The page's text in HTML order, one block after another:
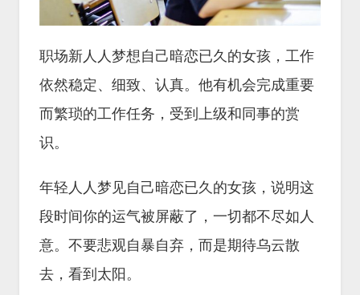
职场新人人梦想自己暗恋已久的女孩，工作
依然稳定、细致、认真。他有机会完成重要
而繁琐的工作任务，受到上级和同事的赏
识。
年轻人人梦见自己暗恋已久的女孩，说明这
段时间你的运气被屏蔽了，一切都不尽如人
意。不要悲观自暴自弃，而是期待乌云散
去，看到太阳。